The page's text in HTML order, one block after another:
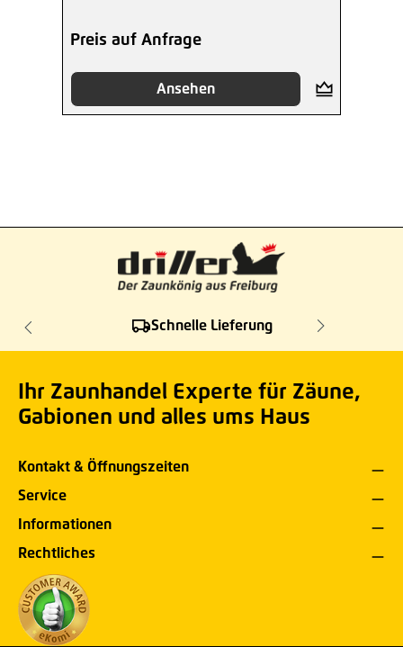
Preis auf Anfrage
Ansehen
Schnelle Lieferung
Ihr Zaunhandel Experte für Zäune,
Gabionen und alles ums Haus
Kontakt & Öffnungszeiten
Service
Informationen
Rechtliches